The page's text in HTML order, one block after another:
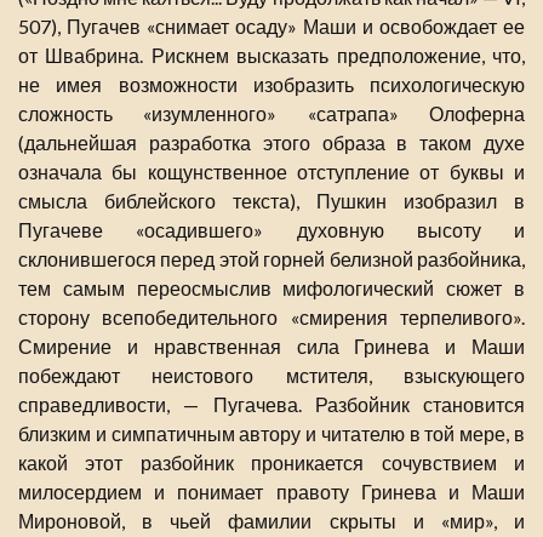
507), Пугачев «снимает осаду» Маши и освобождает ее
от Швабрина. Рискнем высказать предположение, что,
не имея возможности изобразить психологическую
сложность «изумленного» «сатрапа» Олоферна
(дальнейшая разработка этого образа в таком духе
означала бы кощунственное отступление от буквы и
смысла библейского текста), Пушкин изобразил в
Пугачеве «осадившего» духовную высоту и
склонившегося перед этой горней белизной разбойника,
тем самым переосмыслив мифологический сюжет в
сторону всепобедительного «смирения терпеливого».
Смирение и нравственная сила Гринева и Маши
побеждают неистового мстителя, взыскующего
справедливости, — Пугачева. Разбойник становится
близким и симпатичным автору и читателю в той мере, в
какой этот разбойник проникается сочувствием и
милосердием и понимает правоту Гринева и Маши
Мироновой, в чьей фамилии скрыты и «мир», и